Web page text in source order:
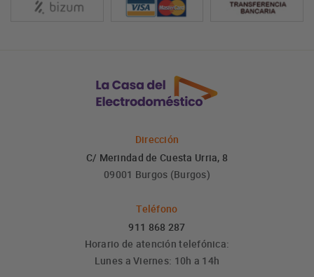
Dirección
C/ Merindad de Cuesta Urria, 8
09001 Burgos (Burgos)
Teléfono
911 868 287
Horario de atención telefónica:
Lunes a Viernes: 10h a 14h